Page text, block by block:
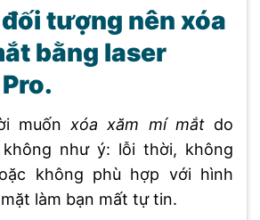
tượng nên xóa
bằng laser
muốnxóa xăm mí mắtdo
như ý: lỗi thời, không
không phù hợp với hình
làm bạn mất tự tin.